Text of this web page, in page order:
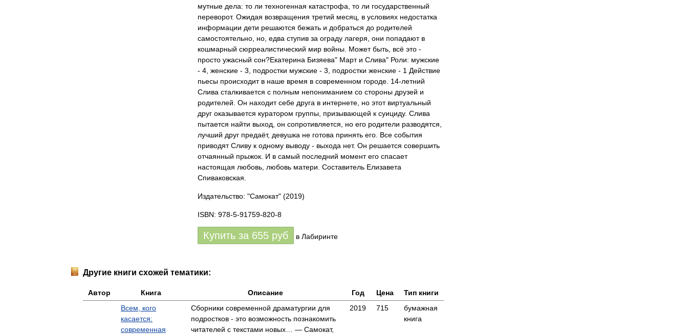
мутные дела: то ли техногенная катастрофа, то ли государственный
переворот. Ожидая возвращения третий месяц, в условиях недостатка
информации дети решаются бежать и добраться до родителей
самостоятельно, но, едва ступив за ограду лагеря, они попадают в
кошмарный сюрреалистический мир войны. Может быть, всё это -
просто ужасный сон?Екатерина Бизяева" Март и Слива" Роли: мужские
- 4, женские - 3, подростки мужские - 3, подростки женские - 1 Действие
пьесы происходит в наше время в современном городе. 14-летний
Слива сталкивается с полным непониманием со стороны друзей и
родителей. Он находит себе друга в интернете, но этот виртуальный
друг оказывается куратором группы, призывающей к суициду. Слива
пытается найти выход, он сопротивляется, но его родители разводятся,
лучший друг предаёт, девушка не готова принять его. Все события
приводят Сливу к одному выводу - выхода нет. Он решается совершить
отчаянный прыжок. И в самый последний момент его спасает
настоящая любовь, любовь матери. Составитель Елизавета
Спиваковская.
Издательство: "Самокат" (2019)
ISBN: 978-5-91759-820-8
Купить за 655 руб в Лабиринте
Другие книги схожей тематики:
Автор Книга Описание Год Цена
Тип книги
Всем, кого
касается:
современная
Сборники современной драматургии для
подростков - это возможность познакомить
читателей с текстами новых… — Самокат,
2019 715
бумажная
книга